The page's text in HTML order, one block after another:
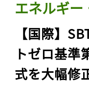
エネルギー
【国際】
トゼロ基準
式を大幅修